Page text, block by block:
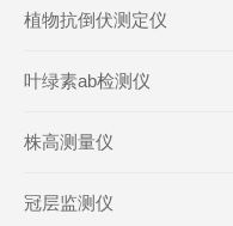
植物抗倒伏测定仪
叶绿素ab检测仪
株高测量仪
冠层监测仪